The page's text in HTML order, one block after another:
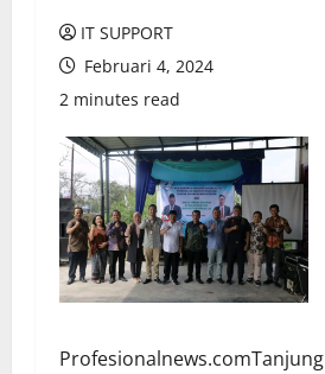
IT SUPPORT
Februari 4, 2024
2 minutes read
Profesionalnews.comTanjung